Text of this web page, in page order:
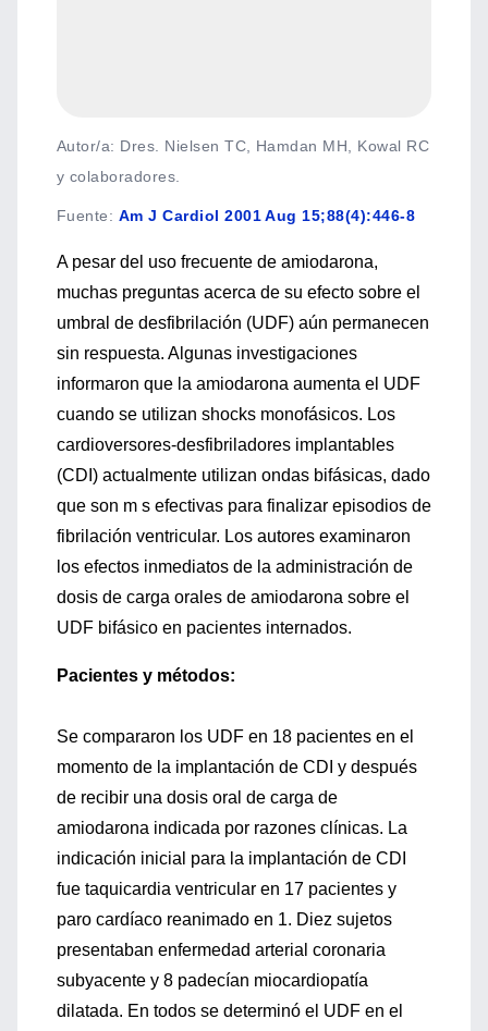
Autor/a: Dres. Nielsen TC, Hamdan MH, Kowal RC
y colaboradores.
Fuente: Am J Cardiol 2001 Aug 15;88(4):446-8
A pesar del uso frecuente de amiodarona,
muchas preguntas acerca de su efecto sobre el
umbral de desfibrilación (UDF) aún permanecen
sin respuesta. Algunas investigaciones
informaron que la amiodarona aumenta el UDF
cuando se utilizan shocks monofásicos. Los
cardioversores-desfibriladores implantables
(CDI) actualmente utilizan ondas bifásicas, dado
que son m s efectivas para finalizar episodios de
fibrilación ventricular. Los autores examinaron
los efectos inmediatos de la administración de
dosis de carga orales de amiodarona sobre el
UDF bifásico en pacientes internados.
Pacientes y métodos:
Se compararon los UDF en 18 pacientes en el
momento de la implantación de CDI y después
de recibir una dosis oral de carga de
amiodarona indicada por razones clínicas. La
indicación inicial para la implantación de CDI
fue taquicardia ventricular en 17 pacientes y
paro cardíaco reanimado en 1. Diez sujetos
presentaban enfermedad arterial coronaria
subyacente y 8 padecían miocardiopatía
dilatada. En todos se determinó el UDF en el